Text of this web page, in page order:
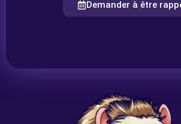
Demander à être